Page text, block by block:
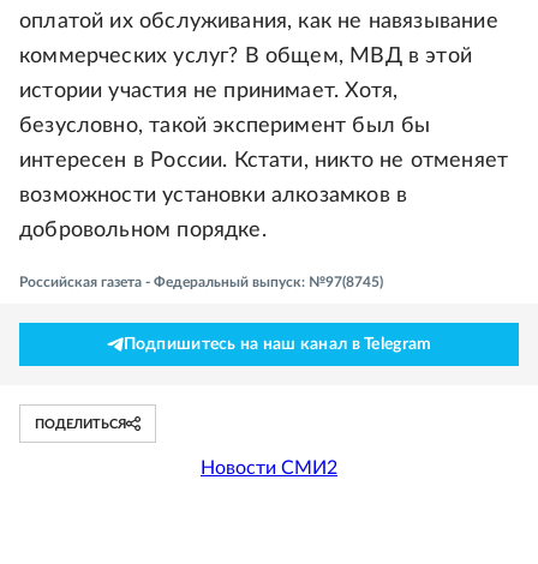
оплатой их обслуживания, как не навязывание
коммерческих услуг? В общем, МВД в этой
истории участия не принимает. Хотя,
безусловно, такой эксперимент был бы
интересен в России. Кстати, никто не отменяет
возможности установки алкозамков в
добровольном порядке.
Российская газета - Федеральный выпуск: №97(8745)
Подпишитесь на наш канал в Telegram
ПОДЕЛИТЬСЯ
Новости СМИ2